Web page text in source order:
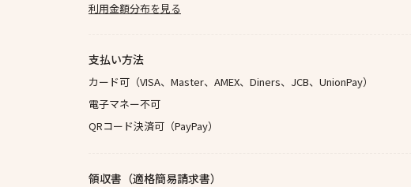
利用金額分布を見る
支払い方法
カード可（VISA、Master、AMEX、Diners、JCB、UnionPay）
電子マネー不可
QRコード決済可（PayPay）
領収書（適格簡易請求書）